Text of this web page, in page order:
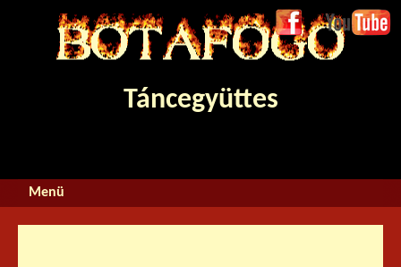
Jump to navigation
Face
boo
k
Youtube
Táncegyüttes